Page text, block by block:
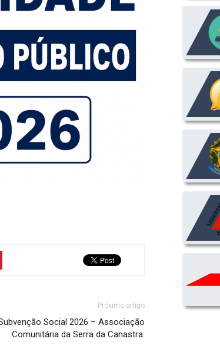
Próximo artigo
Social 2026 – Associação
Comunitária da Serra da Canastra.